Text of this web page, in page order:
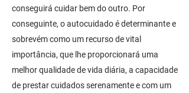
conseguirá cuidar bem do outro. Por
conseguinte, o autocuidado é determinante e
sobrevém como um recurso de vital
importância, que lhe proporcionará uma
melhor qualidade de vida diária, a capacidade
de prestar cuidados serenamente e com um